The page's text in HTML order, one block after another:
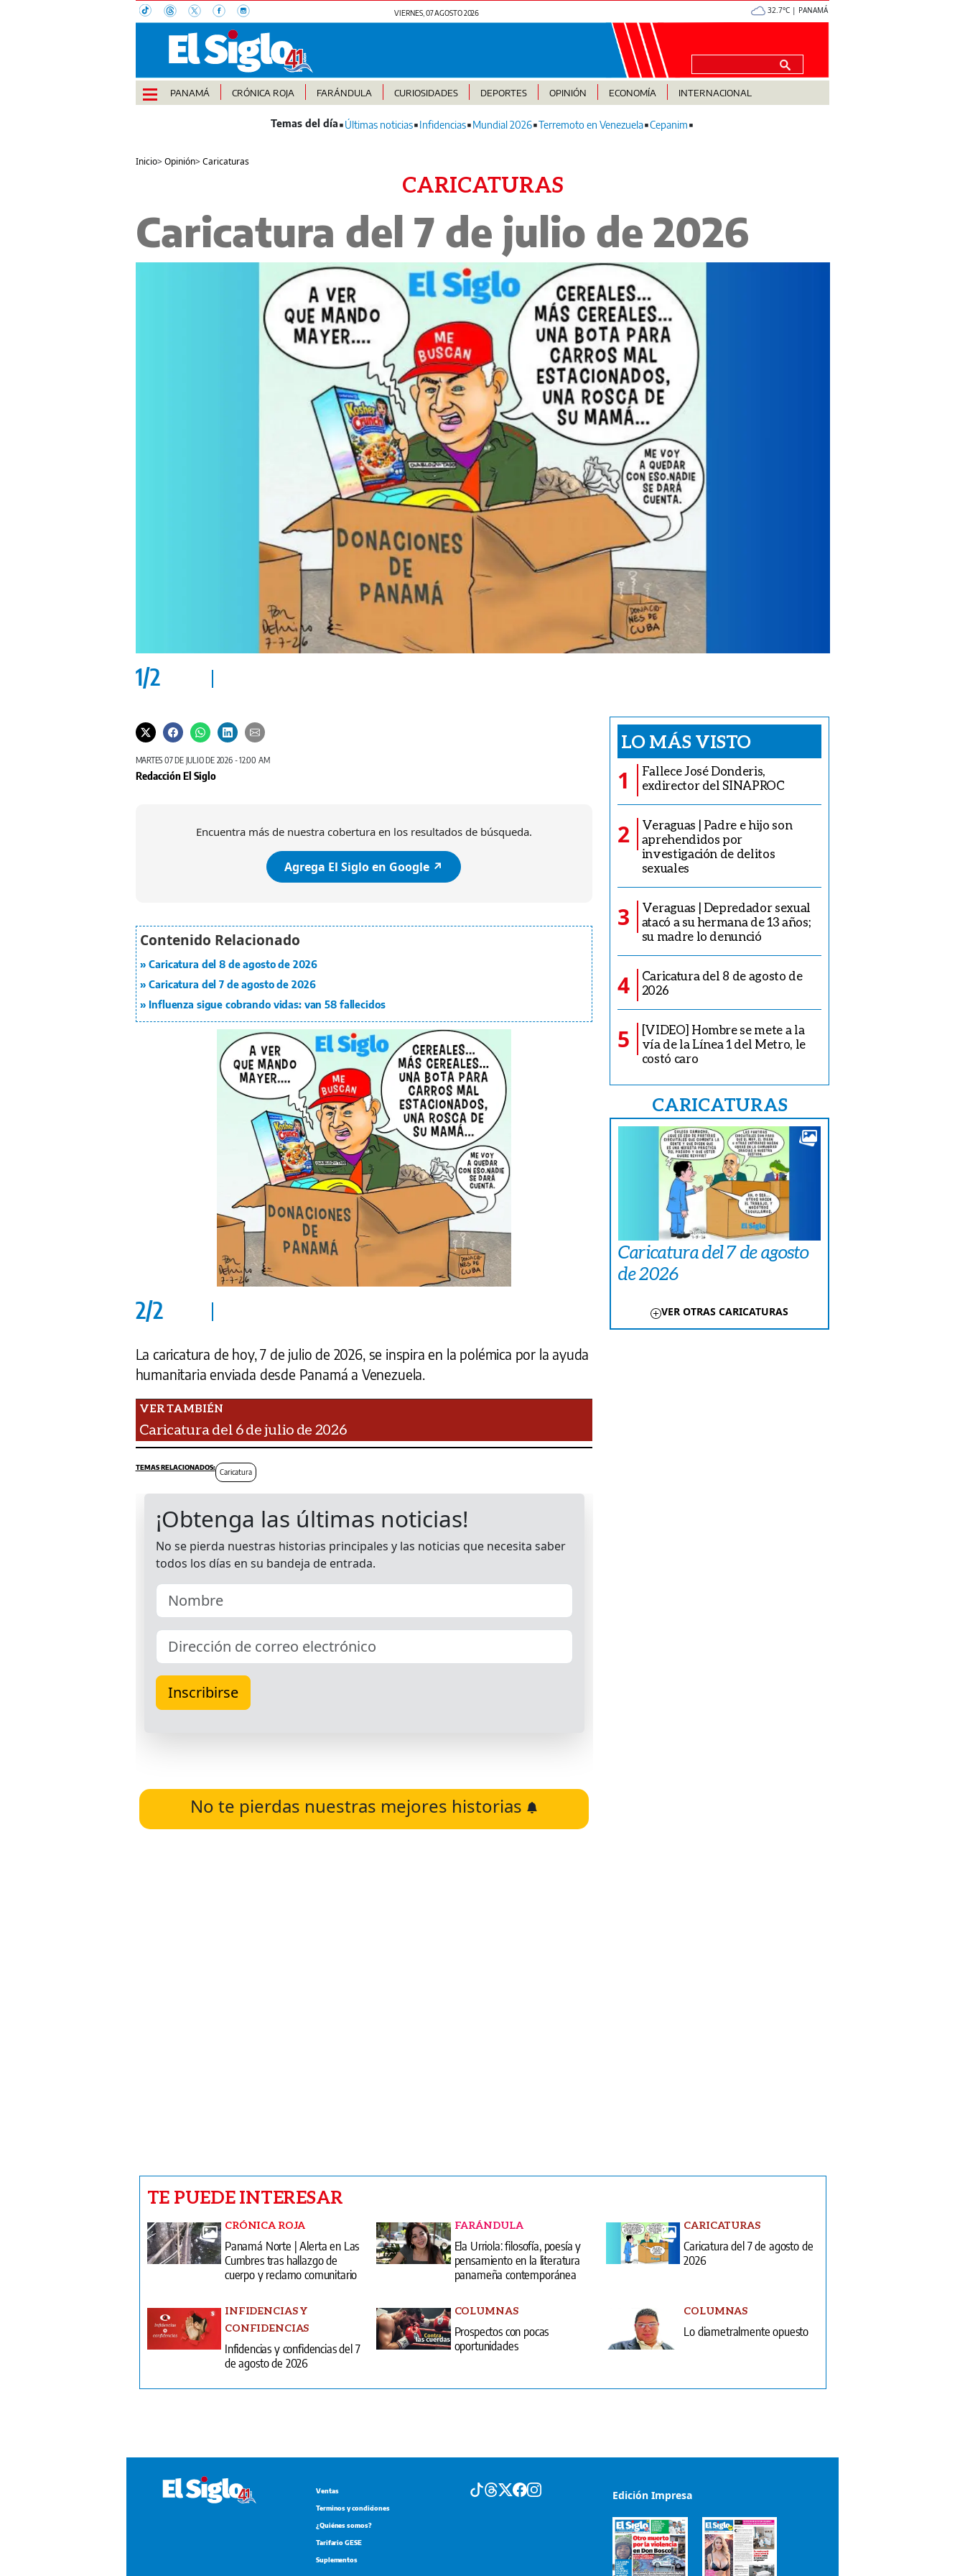
VIERNES, 07 AGOSTO 2026 32.7°C | PANAMÁ
PANAMÁ CRÓNICA ROJA FARÁNDULA CURIOSIDADES DEPORTES OPINIÓN ECONOMÍA INTERNACIONAL
Últimas noticias Infidencias Mundial 2026 Terremoto en Venezuela Cepanim
Inicio>Opinión>Caricaturas
CARICATURAS
Caricatura del 7 de julio de 2026
1/2
MARTES 07 DE JULIO DE 2026 - 12:00 AM
Redacción El Siglo
Encuentra más de nuestra cobertura en los resultados de búsqueda.
Agrega El Siglo en Google ↗️
Caricatura del 8 de agosto de 2026
Caricatura del 7 de agosto de 2026
Influenza sigue cobrando vidas: van 58 fallecidos
2/2
La caricatura de hoy, 7 de julio de 2026, se inspira en la polémica por la ayuda
humanitaria enviada desde Panamá a Venezuela.
Caricatura del 6 de julio de 2026
Caricatura
No te pierdas nuestras mejores historias
LO MÁS VISTO
1
Fallece José Donderis,
exdirector del SINAPROC
2
Veraguas | Padre e hijo son
aprehendidos por
investigación de delitos
sexuales
3
Veraguas | Depredador sexual
atacó a su hermana de 13 años;
su madre lo denunció
4
Caricatura del 8 de agosto de
2026
5
[VIDEO] Hombre se mete a la
vía de la Línea 1 del Metro, le
costó caro
CARICATURAS
Caricatura del 7 de agosto
de 2026
VER OTRAS CARICATURAS
Panamá Norte | Alerta en Las
Cumbres tras hallazgo de
cuerpo y reclamo comunitario
Ela Urriola: filosofía, poesía y
Caricatura del 7 de agosto de
INFIDENCIAS Y
CONFIDENCIAS
Infidencias y confidencias del 7
COLUMNAS
Prospectos con pocas
oportunidades
COLUMNAS
Lo diametralmente opuesto